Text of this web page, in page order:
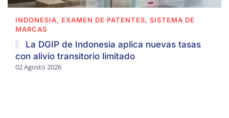
INDONESIA, EXAMEN DE PATENTES, SISTEMA DE
MARCAS
La DGIP de Indonesia aplica nuevas tasas
con alivio transitorio limitado
02 Agosto 2026